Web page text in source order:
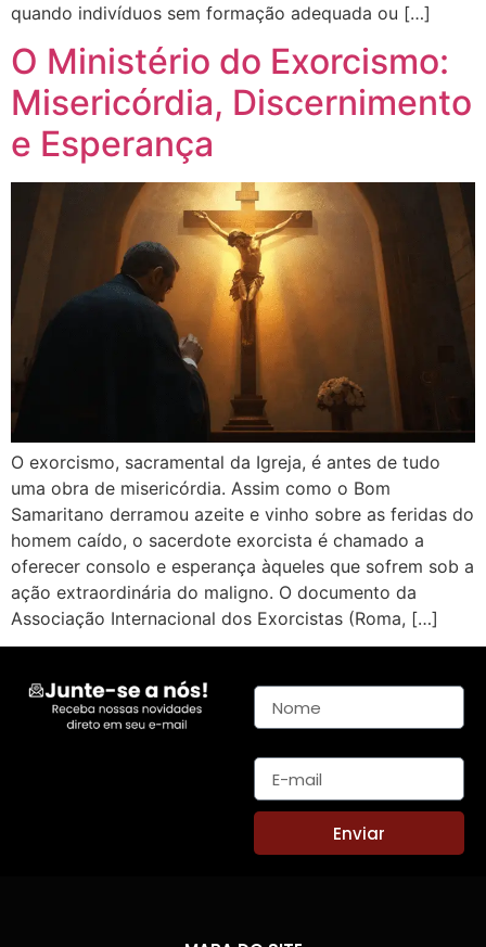
quando indivíduos sem formação adequada ou […]
O Ministério do Exorcismo:
Misericórdia, Discernimento
e Esperança
O exorcismo, sacramental da Igreja, é antes de tudo
uma obra de misericórdia. Assim como o Bom
Samaritano derramou azeite e vinho sobre as feridas do
homem caído, o sacerdote exorcista é chamado a
oferecer consolo e esperança àqueles que sofrem sob a
ação extraordinária do maligno. O documento da
Associação Internacional dos Exorcistas (Roma, […]
Enviar